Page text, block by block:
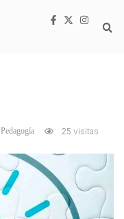
Pedagogía 25 visitas